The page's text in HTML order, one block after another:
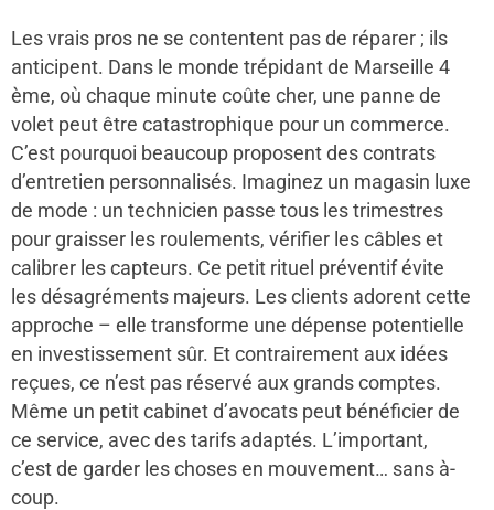
Les vrais pros ne se contentent pas de réparer ; ils
anticipent. Dans le monde trépidant de Marseille 4
ème, où chaque minute coûte cher, une panne de
volet peut être catastrophique pour un commerce.
C’est pourquoi beaucoup proposent des contrats
d’entretien personnalisés. Imaginez un magasin luxe
de mode : un technicien passe tous les trimestres
pour graisser les roulements, vérifier les câbles et
calibrer les capteurs. Ce petit rituel préventif évite
les désagréments majeurs. Les clients adorent cette
approche – elle transforme une dépense potentielle
en investissement sûr. Et contrairement aux idées
reçues, ce n’est pas réservé aux grands comptes.
Même un petit cabinet d’avocats peut bénéficier de
ce service, avec des tarifs adaptés. L’important,
c’est de garder les choses en mouvement… sans à-
coup.